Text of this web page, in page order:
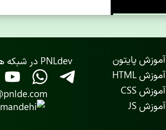
آموزش پایتون
آموزش HTML
آموزش CSS
آموزش JS
PNLdev در شبکه های اجتماعی